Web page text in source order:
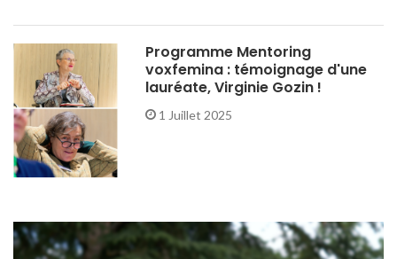
Programme Mentoring
voxfemina : témoignage d'une
lauréate, Virginie Gozin !
1 Juillet 2025